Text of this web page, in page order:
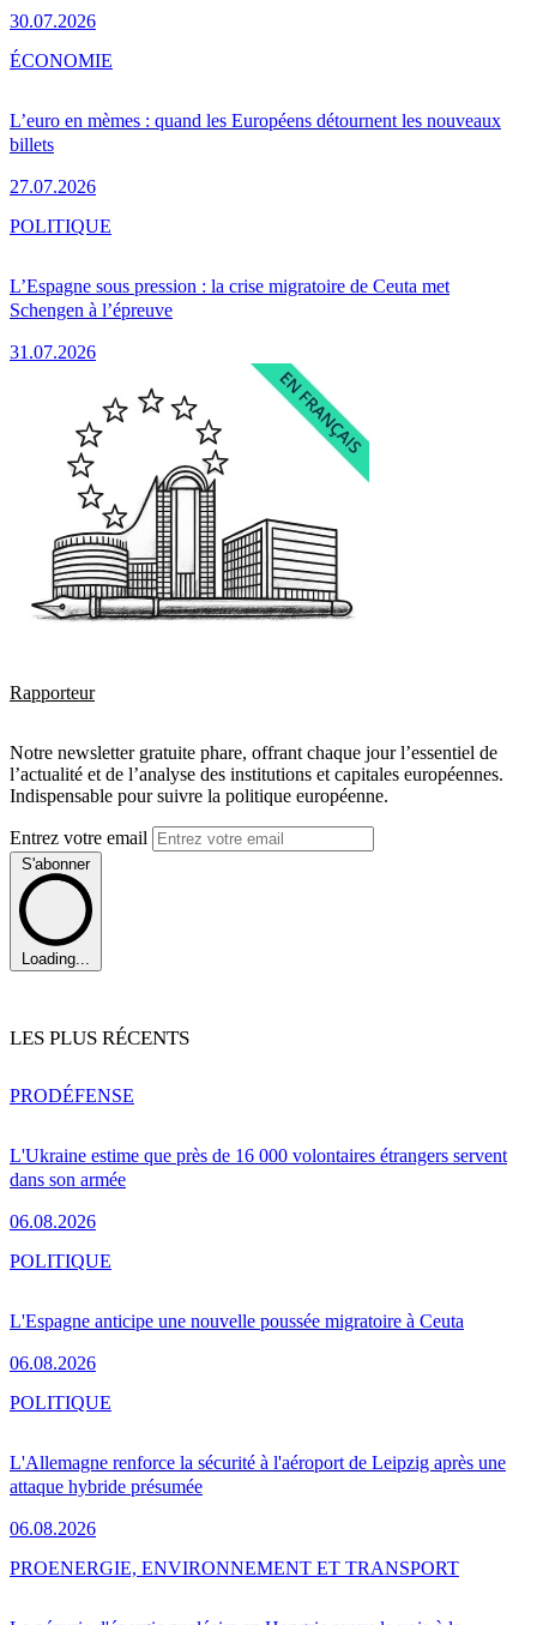
30.07.2026
L’euro en mèmes : quand les Européens détournent les nouveaux
billets
27.07.2026
ÉCONOMIE
L’Espagne sous pression : la crise migratoire de Ceuta met
Schengen à l’épreuve
31.07.2026
POLITIQUE
Rapporteur
Notre newsletter gratuite phare, offrant chaque jour l’essentiel de
l’actualité et de l’analyse des institutions et capitales européennes.
Indispensable pour suivre la politique européenne.
Entrez votre email
S'abonner
Loading...
LES PLUS RÉCENTS
L'Ukraine estime que près de 16 000 volontaires étrangers servent
dans son armée
06.08.2026
PRODÉFENSE
L'Espagne anticipe une nouvelle poussée migratoire à Ceuta
06.08.2026
POLITIQUE
L'Allemagne renforce la sécurité à l'aéroport de Leipzig après une
attaque hybride présumée
06.08.2026
POLITIQUE
PROENERGIE, ENVIRONNEMENT ET TRANSPORT